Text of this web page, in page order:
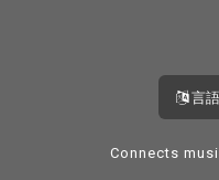
言
Connects